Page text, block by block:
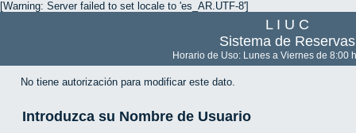
[Warning: Server failed to set locale to 'es_AR.UTF-8']
L I U C
Sistema de Reservas
Horario de Uso: Lunes a Viernes de 8:00
No tiene autorización para modificar este dato.
Introduzca su Nombre de Usuario